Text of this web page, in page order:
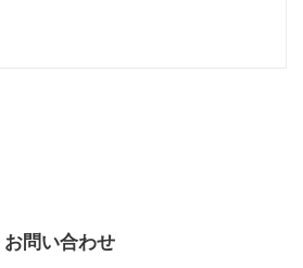
お問い合わせ